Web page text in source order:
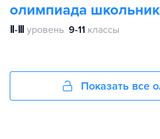
олимпиада
Ⅱ-Ⅲ уровень 9-11 классы
Показать все